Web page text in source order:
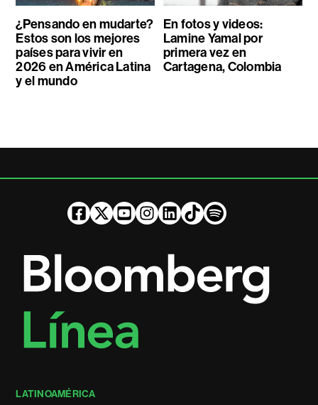
¿Pensando en mudarte?
Estos son los mejores
países para vivir en
2026 en América Latina
y el mundo
En fotos y videos:
Lamine Yamal por
primera vez en
Cartagena, Colombia
LATINOAMÉRICA